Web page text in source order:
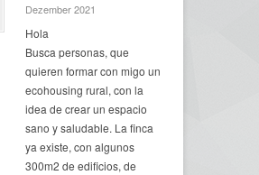
Dezember 2021
Hola
Busca personas, que
quieren formar con migo un
ecohousing rural, con la
idea de crear un espacio
sano y saludable. La finca
ya existe, con algunos
300m2 de edificios, de